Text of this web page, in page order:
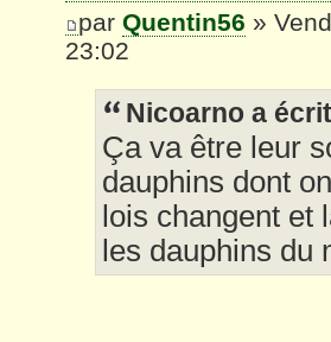
par Quentin56 »
23:02
Nicoarno a
Ça va être leur
dauphins dont
lois changent et
les dauphins